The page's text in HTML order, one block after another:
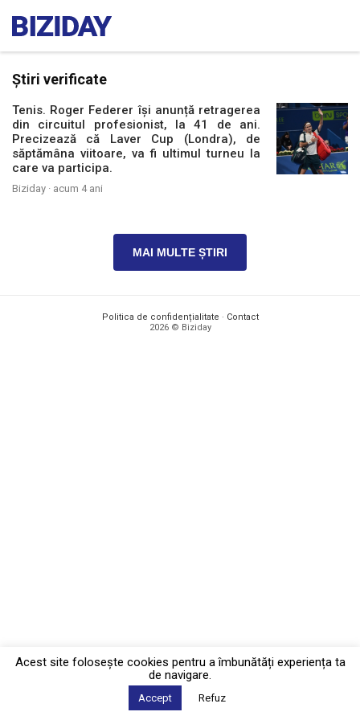
Știri verificate
Tenis. Roger Federer își anunță retragerea
din circuitul profesionist, la 41 de ani.
Precizează că Laver Cup (Londra), de
săptămâna viitoare, va fi ultimul turneu la
care va participa.
Biziday · acum 4 ani
MAI MULTE ȘTIRI
Politica de confidențialitate · Contact
2026 © Biziday
Acest site foloseşte cookies pentru a îmbunătăți experiența ta
de navigare.
Accept Refuz